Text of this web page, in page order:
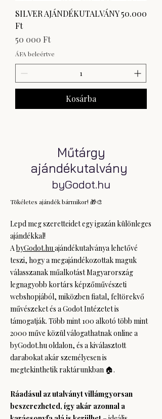
SILVER AJÁNDÉKUTALVÁNY 50.000
Ft
Ár
50 000 Ft
ÁFA beleértve
Kosárba
Műtárgy
ajándékutalvány
byGodot.hu
Tökéletes ajándék bármikor! 🎁🎨
Lepd meg szeretteidet egy igazán különleges
ajándékkal!
AbyGodot.huajándékutalványa lehetővé
teszi, hogy a megajándékozottak maguk
válasszanak műalkotást Magyarország
legnagyobb kortárs képzőművészeti
webshopjából, miközben fiatal, feltörekvő
művészeket és a Godot Intézetet is
támogatják. Több mint 100 alkotó több mint
2000 műve közül válogathatnak online a
byGodot.hu oldalon, és a kiválasztott
darabokat akár személyesen is
megtekinthetik raktárunkban 🏠.
Ráadásul az utalványt villámgyorsan
beszerezheted, így akár azonnal a